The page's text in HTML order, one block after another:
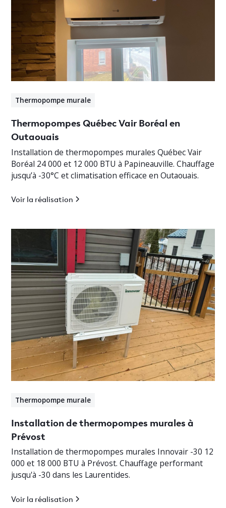
Thermopompe murale
Thermopompes Québec Vair Boréal en
Outaouais
Installation de thermopompes murales Québec Vair
Boréal 24 000 et 12 000 BTU à Papineauville. Chauffage
jusqu’à -30°C et climatisation efficace en Outaouais.
Voir la réalisation
Thermopompe murale
Installation de thermopompes murales à
Prévost
Installation de thermopompes murales Innovair -30 12
000 et 18 000 BTU à Prévost. Chauffage performant
jusqu'à -30 dans les Laurentides.
Voir la réalisation